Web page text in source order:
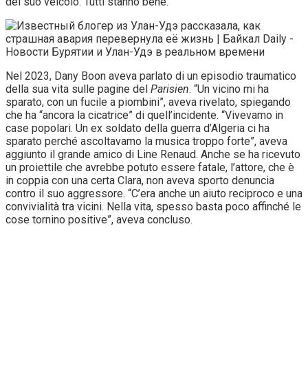
Nel 2023, Dany Boon aveva parlato di un episodio traumatico
della sua vita sulle pagine del Parisien. “Un vicino mi ha
sparato, con un fucile a piombini”, aveva rivelato, spiegando
che ha “ancora la cicatrice” di quell’incidente. “Vivevamo in
case popolari. Un ex soldato della guerra d’Algeria ci ha
sparato perché ascoltavamo la musica troppo forte”, aveva
aggiunto il grande amico di Line Renaud. Anche se ha ricevuto
un proiettile che avrebbe potuto essere fatale, l’attore, che è
in coppia con una certa Clara, non aveva sporto denuncia
contro il suo aggressore. “C’era anche un aiuto reciproco e una
convivialità tra vicini. Nella vita, spesso basta poco affinché le
cose tornino positive”, aveva concluso.